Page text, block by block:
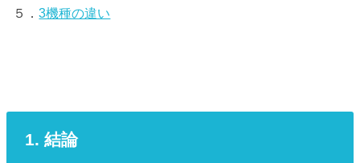
５．3機種の違い
1. 結論